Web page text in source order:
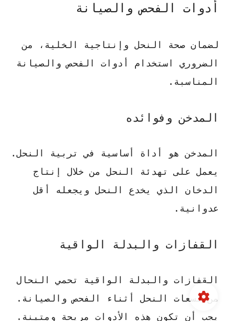
أدوات الفحص والصيانة
لضمان صحة النحل وإنتاجية الخلية، من
الضروري استخدام أدوات الفحص والصيانة
المناسبة.
المدخن وفوائده
المدخن هو أداة أساسية في تربية النحل.
يعمل على تهدئة النحل من خلال إنتاج
الدخان الذي يخدع النحل ويجعله أقل
عدوانية.
القفازات والبدلة الواقية
القفازات والبدلة الواقية تحمي النحال
من لسعات النحل أثناء الفحص والصيانة.
يجب أن تكون هذه الأدوات مريحة ومتينة.